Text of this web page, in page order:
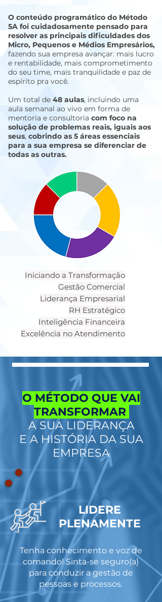
O conteúdo programático do Método
5A foi cuidadosamente pensado para
resolver as principais dificuldades dos
Micro, Pequenos e Médios Empresários,
fazendo sua empresa avançar: mais lucro
e rentabilidade, mais comprometimento
do seu time, mais tranquilidade e paz de
espírito pra você.
Um total de 48 aulas, incluindo uma
aula semanal ao vivo em forma de
mentoria e consultoria com foco na
solução de problemas reais, iguais aos
seus, cobrindo as 5 áreas essenciais
para a sua empresa se diferenciar de
todas as outras.
Iniciando a Transformação
Gestão Comercial
Liderança Empresarial
RH Estratégico
Inteligência Financeira
Excelência no Atendimento
O MÉTODO QUE VAI
TRANSFORMAR
A SUA LIDERANÇA
E A HISTÓRIA DA SUA
EMPRESA
LIDERE
PLENAMENTE
Tenha conhecimento e voz de
comando! Sinta-se seguro(a)
para conduzir a gestão de
pessoas e processos.